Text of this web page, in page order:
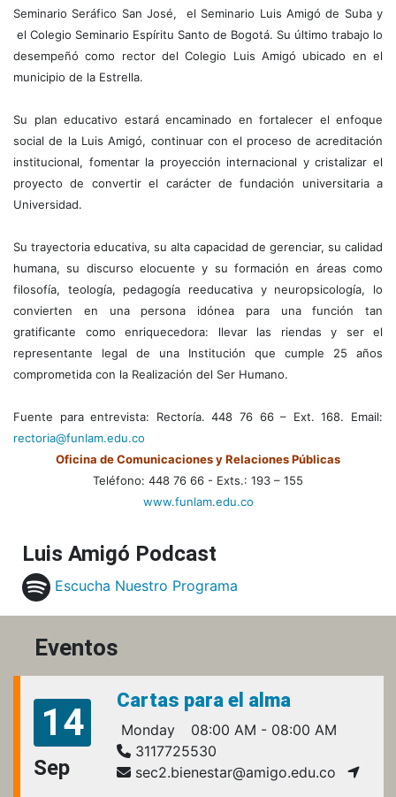
Seminario Seráfico San José, el Seminario Luis Amigó de Suba y
el Colegio Seminario Espíritu Santo de Bogotá. Su último trabajo lo
desempeñó como rector del Colegio Luis Amigó ubicado en el
municipio de la Estrella.
Su plan educativo estará encaminado en fortalecer el enfoque
social de la Luis Amigó, continuar con el proceso de acreditación
institucional, fomentar la proyección internacional y cristalizar el
proyecto de convertir el carácter de fundación universitaria a
Universidad.
Su trayectoria educativa, su alta capacidad de gerenciar, su calidad
humana, su discurso elocuente y su formación en áreas como
filosofía, teología, pedagogía reeducativa y neuropsicología, lo
convierten en una persona idónea para una función tan
gratificante como enriquecedora: llevar las riendas y ser el
representante legal de una Institución que cumple 25 años
comprometida con la Realización del Ser Humano.
Fuente para entrevista: Rectoría. 448 76 66 – Ext. 168. Email:
rectoria@funlam.edu.co
Oficina de Comunicaciones y Relaciones Públicas
Teléfono: 448 76 66 - Exts.: 193 – 155
www.funlam.edu.co
Luis Amigó Podcast
Escucha Nuestro Programa
Eventos
14
Sep
Cartas para el alma
Monday
08:00 AM - 08:00 AM
3117725530
sec2.bienestar@amigo.edu.co